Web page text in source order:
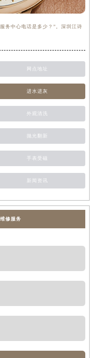
务中心电话是多少？”。深圳江诗
网点地址
进水进灰
外观清洗
抛光翻新
手表受磁
新闻资讯
修服务